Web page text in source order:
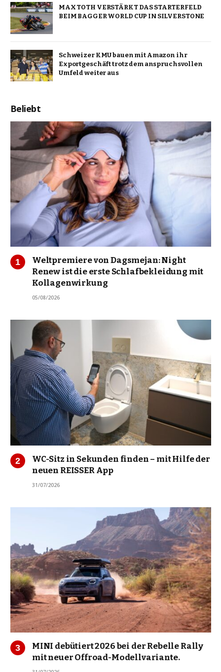
MAX TOTH VERSTÄRKT DAS STARTERFELD
BEIM BAGGER WORLD CUP IN SILVERSTONE
Schweizer KMU bauen mit Amazon ihr
Exportgeschäft trotz dem anspruchsvollen
Umfeld weiter aus
Beliebt
Weltpremiere von Dagsmejan: Night
Renew ist die erste Schlafbekleidung mit
Kollagenwirkung
05/08/2026
WC-Sitz in Sekunden finden – mit Hilfe der
neuen REISSER App
31/07/2026
MINI debütiert 2026 bei der Rebelle Rally
mit neuer Offroad-Modellvariante.